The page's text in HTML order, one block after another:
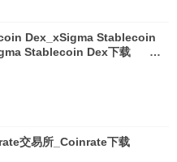
Dex_xSigma Stablecoin
Stablecoin Dex下载
交易所_Coinrate下载